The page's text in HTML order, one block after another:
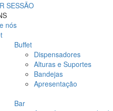
SESSÃO
nós
Buffet
Dispensadores
Alturas e Suportes
Bandejas
Apresentação
Bar